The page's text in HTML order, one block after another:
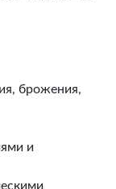
брожения,
и